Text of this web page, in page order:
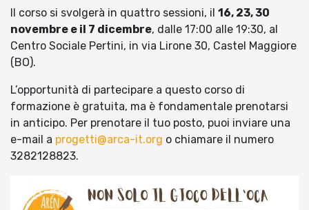
Il corso si svolgerà in quattro sessioni, il 16, 23, 30
novembre e il 7 dicembre, dalle 17:00 alle 19:30, al
Centro Sociale Pertini, in via Lirone 30, Castel Maggiore
(BO).
L’opportunità di partecipare a questo corso di
formazione è gratuita, ma è fondamentale prenotarsi
in anticipo. Per prenotare il tuo posto, puoi inviare una
e-mail a progetti@arca-it.org o chiamare il numero
3282128823.